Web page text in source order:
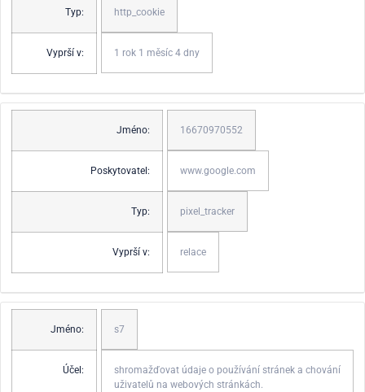
Typ: http_cookie
Vyprší v: 1 rok 1 měsíc 4 dny
Jméno: 16670970552
Poskytovatel: www.google.com
Typ: pixel_tracker
Vyprší v: relace
Jméno: s7
Účel:
shromažďovat údaje o používání stránek a chování
uživatelů na webových stránkách.